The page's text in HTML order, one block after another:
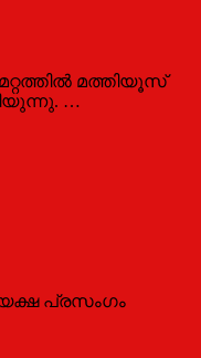
മത്തിയൂസ്
…
പ്രസംഗം